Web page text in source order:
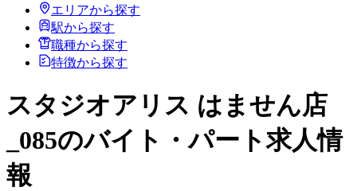
エリアから探す
駅から探す
職種から探す
特徴から探す
スタジオアリス はません店
_085のバイト・パート求人情
報